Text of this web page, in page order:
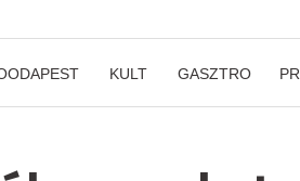
KULT GASZTRO